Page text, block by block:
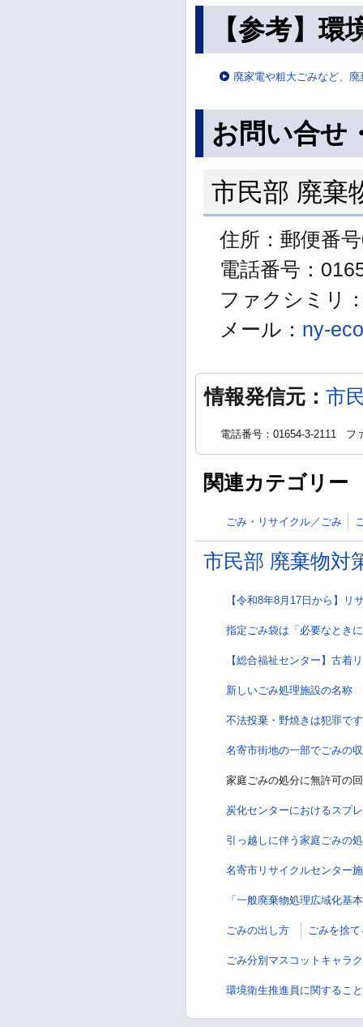
【参考】
廃家電や粗大ごみなど、
お問い合せ
市民部 廃棄
住所：郵便番
電話番号：
ファクシミリ
メール： ny-
情報発信元： 市
電話番号：01654-3-2111 フ
関連カテゴリー
ごみ・リサイクル／ごみ
市民部 廃棄物対
【令和8年8月17日から】リ
指定ごみ袋は「必要なとき
【総合福祉センター】古着
新しいごみ処理施設の名称
不法投棄・野焼きは犯罪です
名寄市街地の一部でごみの
家庭ごみの処分に無許可の
炭化センターにおけるスプ
引っ越しに伴う家庭ごみの
名寄市リサイクルセンター
「一般廃棄物処理広域化基
ごみの出し方 ごみを捨
ごみ分別マスコットキャラ
環境衛生推進員に関すること